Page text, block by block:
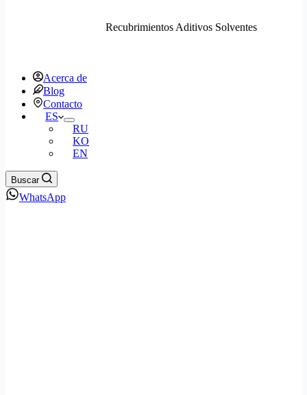
Recubrimientos Aditivos Solventes
Acerca de
Blog
Contacto
ES
RU
KO
EN
Buscar
WhatsApp